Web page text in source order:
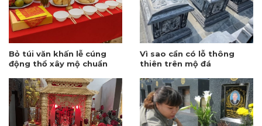
Bỏ túi văn khấn lễ cúng
động thổ xây mộ chuẩn
Vì sao cần có lỗ thông
thiên trên mộ đá